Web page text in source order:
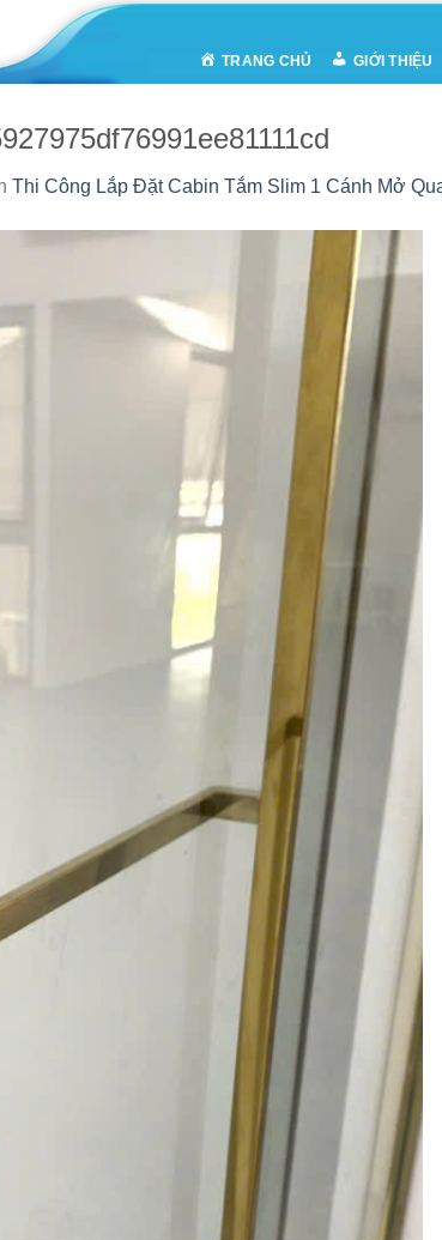
TRANG CHỦ GIỚI THIỆU
Thi Công Lắp Đặt Cabin Tắm Slim 1 Cánh Mở